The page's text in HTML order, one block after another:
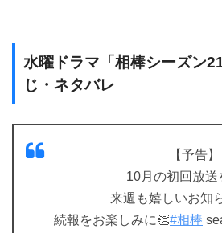
水曜ドラマ「相棒シーズン
じ・ネタバレ
【予告】
10月の初回放送
来週も嬉しいお知
続報をお楽しみに👏#相棒